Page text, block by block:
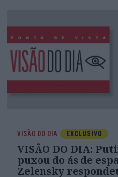
VISÃO DO DIA EXCLUSIVO
VISÃO DO DIA:
puxou do ás de
Zelensky